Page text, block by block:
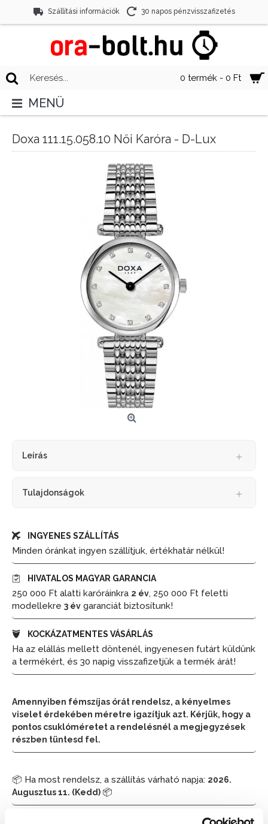
Szállítási információk 30 napos pénzvisszafizetés
0 termék - 0 Ft
MENÜ
Doxa 111.15.058.10 Női Karóra - D-Lux
Leírás
Tulajdonságok
INGYENES SZÁLLÍTÁS
Minden óránkat ingyen szállítjuk, értékhatár nélkül!
HIVATALOS MAGYAR GARANCIA
250 000 Ft alatti karóráinkra 2 év, 250 000 Ft feletti
modellekre 3 év garanciát biztosítunk!
KOCKÁZATMENTES VÁSÁRLÁS
Ha az elállás mellett döntenél, ingyenesen futárt küldünk
a termékért, és 30 napig visszafizetjük a termék árát!
Amennyiben fémszíjas órát rendelsz, a kényelmes
viselet érdekében méretre igazítjuk azt. Kérjük, hogy a
pontos csuklóméretet a rendelésnél a megjegyzések
részben tüntesd fel.
📦 Ha most rendelsz, a szállítás várható napja: 2026.
Augusztus 11. (Kedd) 📦